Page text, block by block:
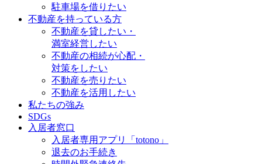
駐車場を借りたい
不動産を持っている方
不動産を貸したい・
満室経営したい
不動産の相続が心配・
対策をしたい
不動産を売りたい
不動産を活用したい
私たちの強み
SDGs
入居者窓口
入居者専用アプリ「totono」
退去のお手続き